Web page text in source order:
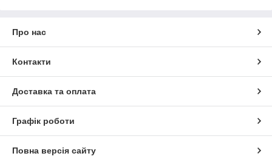
Про нас
Контакти
Доставка та оплата
Графік роботи
Повна версія сайту